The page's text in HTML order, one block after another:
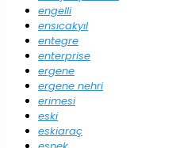
engelli
ensıcakyıl
entegre
enterprise
ergene
ergene nehri
erimesi
eski
eskiaraç